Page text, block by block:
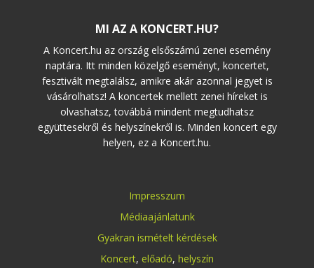
MI AZ A KONCERT.HU?
A Koncert.hu az ország elsőszámú zenei esemény
naptára. Itt minden közelgő eseményt, koncertet,
fesztivált megtalálsz, amikre akár azonnal jegyet is
vásárolhatsz! A koncertek mellett zenei híreket is
olvashatsz, továbbá mindent megtudhatsz
együttesekről és helyszínekről is. Minden koncert egy
helyen, ez a Koncert.hu.
Impresszum
Médiaajánlatunk
Gyakran ismételt kérdések
Koncert, előadó, helyszín